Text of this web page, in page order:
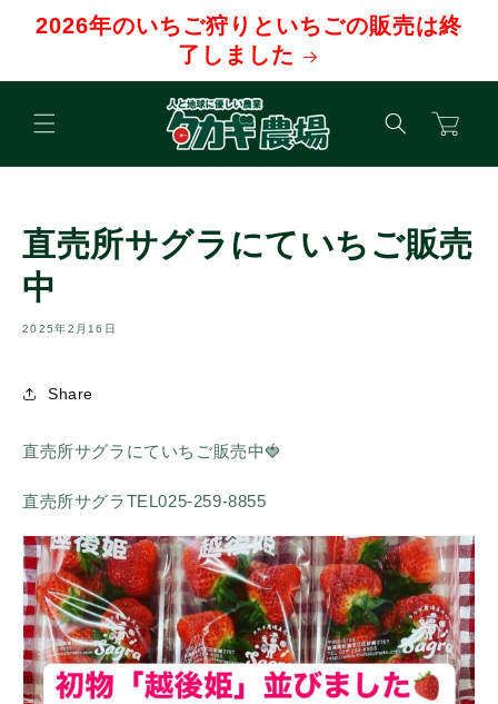
ンツに
2026年のいちご狩りといちごの販売は終
了しました
ー
直売所サグラにていちご販売
中
2025年2月16日
Share
直売所サグラにていちご販売中🍓
直売所サグラTEL025-259-8855